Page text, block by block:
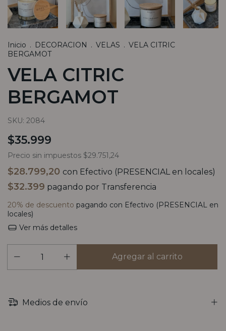
Inicio . DECORACION . VELAS . VELA CITRIC
BERGAMOT
VELA CITRIC
BERGAMOT
SKU: 2084
$35.999
Precio sin impuestos $29.751,24
$28.799,20 con Efectivo (PRESENCIAL en locales)
$32.399 pagando por Transferencia
20% de descuento pagando con Efectivo (PRESENCIAL en
locales)
Ver más detalles
Medios de envío